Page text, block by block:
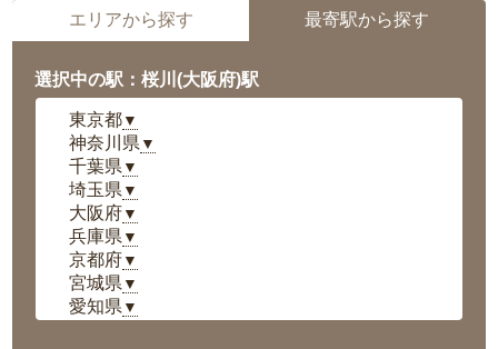
エリアから探す 最寄駅から探す
選択中の駅：桜川(大阪府)駅
東京都▼
神奈川県 ▼
千葉県 ▼
埼玉県 ▼
大阪府▼
兵庫県 ▼
京都府▼
宮城県 ▼
愛知県 ▼